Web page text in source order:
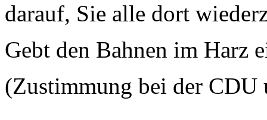
darauf, Sie alle dort
Gebt den Bahnen im Harz
(Zustimmung bei der CDU